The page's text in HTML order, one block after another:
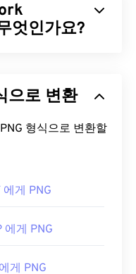
엇인가요?
색상을 사용할 수 있
투명도가 더 높은 애
나요?
제의 기본 이미지 뷰
형식으로 변환
에게 PNG
에게 PNG
게 PNG